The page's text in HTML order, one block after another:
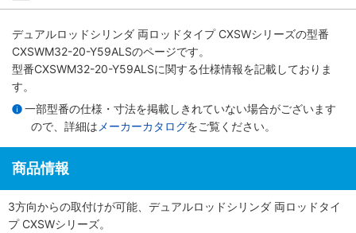
デュアルロッドシリンダ 両ロッドタイプ CXSWシリーズの型番
CXSWM32-20-Y59ALSのページです。
型番CXSWM32-20-Y59ALSに関する仕様情報を記載しておりま
す。
一部型番の仕様・寸法を掲載しきれていない場合がございます
ので、詳細は メーカーカタログをご覧ください。
商品情報
3方向からの取付けが可能、デュアルロッドシリンダ 両ロッドタイ
プ CXSWシリーズ。